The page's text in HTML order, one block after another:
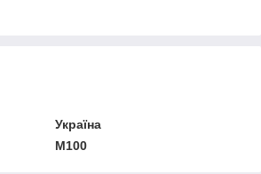
Україна
М100